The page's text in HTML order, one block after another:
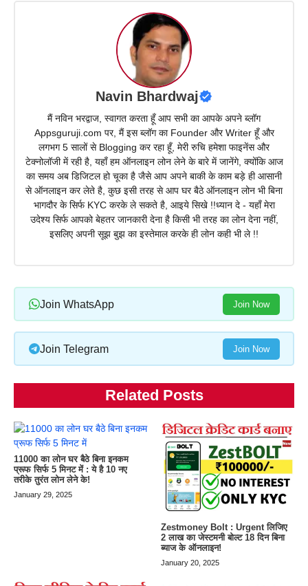
Navin Bhardwaj
मैं नविन भरद्वाज, स्वागत करता हूँ आप सभी का आपके अपने ब्लॉग
Appsguruji.com पर, मैं इस ब्लॉग का Founder और Writer हूँ और
लगभग 5 सालों से Blogging कर रहा हूँ, मेरी रुचि हमेशा फाइनेंस और
टेक्नोलॉजी में रही है, यहाँ हम ऑनलाइन लोन लेने के बारे में जानेंगे, क्योंकि आज
का समय अब डिजिटल हो चूका है जैसे आप अपने बाकी के काम बड़े ही आसानी
से ऑनलाइन कर लेते है, कुछ इसी तरह से आप घर बैठे ऑनलाइन लोन भी बिना
भागदौर के सिर्फ KYC करके ले सकते है, आइये सिखे !!ध्यान दे - यहाँ मेरा
उदेश्य सिर्फ आपको बेहतर जानकारी देना है किसी भी तरह का लोन देना नहीं,
इसलिए अपनी सूझ बुझ का इस्तेमाल करके ही लोन कही भी ले !!
Join WhatsApp Join Now
Join Telegram Join Now
Related Posts
11000 का लोन घर बैठे बिना इनकम
प्रूफ सिर्फ 5 मिनट में : ये है 10 नए
तरीके तुरंत लोन लेने के!
January 29, 2025
Zestmoney Bolt : Urgent लिजिए
2 लाख का जेस्टमनी बोल्ट 18 दिन बिना
ब्याज के ऑनलाइन!
January 20, 2025